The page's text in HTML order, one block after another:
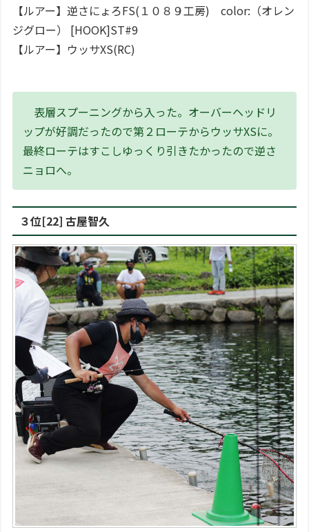
【ルアー】逆さにょろFS(１０８９工房) color:（オレン
ジグロー） [HOOK]ST#9
【ルアー】ウッサXS(RC)
表層スプーニングから入った。オーバーヘッドリ
ップが好調だったので第２ローテからウッサXSに。
最終ローテはすこしゆっくり引きたかったので逆さ
ニョロへ。
３位[22] 古屋智久